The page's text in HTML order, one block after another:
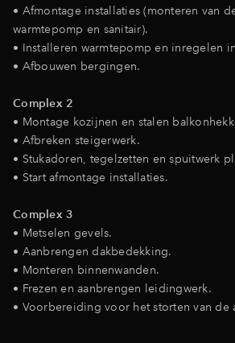
• Afmontage installaties (monteren van
warmtepomp en sanitair).
• Installeren warmtepomp en inregelen
• Afbouwen bergingen.
Complex 2
• Montage kozijnen en stalen
• Afbreken steigerwerk.
• Stukadoren, tegelzetten en spuitwerk
• Start afmontage installaties.
Complex 3
• Metselen gevels.
• Aanbrengen dakbedekking.
• Monteren binnenwanden.
• Frezen en aanbrengen leidingwerk.
• Voorbereiding voor het storten van de